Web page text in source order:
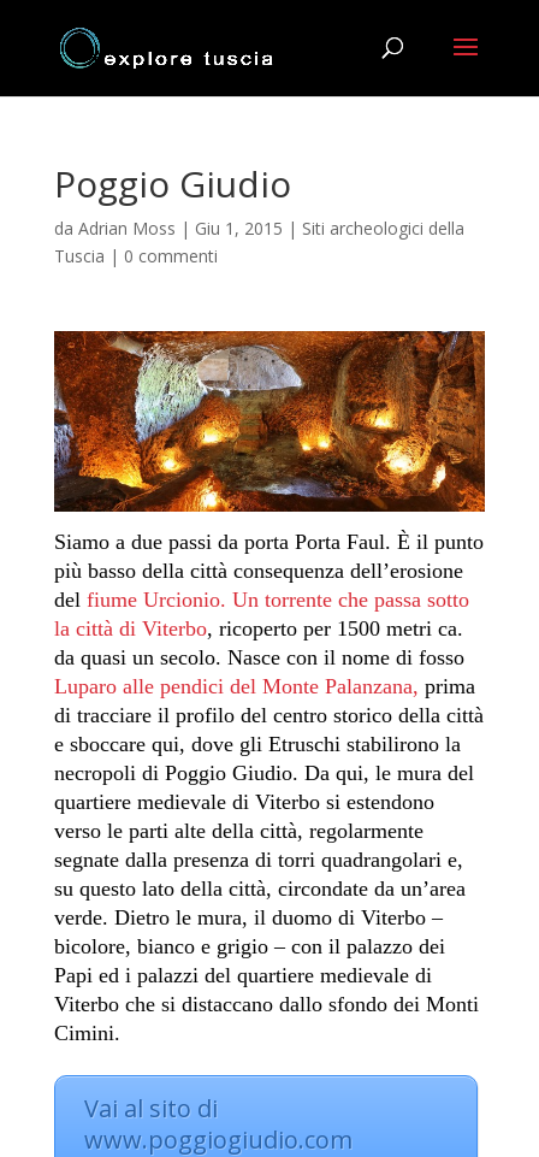
Poggio Giudio
da Adrian Moss | Giu 1, 2015 | Siti archeologici della
Tuscia | 0 commenti
Siamo a due passi da porta Porta Faul. È il punto
più basso della città consequenza dell’erosione
del fiume Urcionio. Un torrente che passa sotto
la città di Viterbo, ricoperto per1500 metri ca.
da quasi un secolo. Nasce con il nome di fosso
Luparo alle pendici del Monte Palanzana, prima
di tracciare il profilo del centro storico della città
e sboccare qui, dove gli Etruschi stabilirono la
necropoli di Poggio Giudio. Da qui, le mura del
quartiere medievale di Viterbo si estendono
verso le parti alte della città, regolarmente
segnate dalla presenza di torri quadrangolari e,
su questo lato della città, circondate da un’area
verde. Dietro le mura, il duomo di Viterbo –
bicolore, bianco e grigio – con il palazzo dei
Papi ed i palazzi del quartiere medievale di
Viterbo che si distaccano dallo sfondo dei Monti
Cimini.
Vai al sito di
www.poggiogiudio.com